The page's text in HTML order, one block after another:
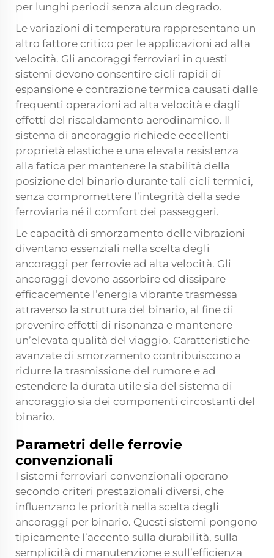
per lunghi periodi senza alcun degrado.
Le variazioni di temperatura rappresentano un
altro fattore critico per le applicazioni ad alta
velocità. Gli ancoraggi ferroviari in questi
sistemi devono consentire cicli rapidi di
espansione e contrazione termica causati dalle
frequenti operazioni ad alta velocità e dagli
effetti del riscaldamento aerodinamico. Il
sistema di ancoraggio richiede eccellenti
proprietà elastiche e una elevata resistenza
alla fatica per mantenere la stabilità della
posizione del binario durante tali cicli termici,
senza compromettere l’integrità della sede
ferroviaria né il comfort dei passeggeri.
Le capacità di smorzamento delle vibrazioni
diventano essenziali nella scelta degli
ancoraggi per ferrovie ad alta velocità. Gli
ancoraggi devono assorbire ed dissipare
efficacemente l’energia vibrante trasmessa
attraverso la struttura del binario, al fine di
prevenire effetti di risonanza e mantenere
un’elevata qualità del viaggio. Caratteristiche
avanzate di smorzamento contribuiscono a
ridurre la trasmissione del rumore e ad
estendere la durata utile sia del sistema di
ancoraggio sia dei componenti circostanti del
binario.
Parametri delle ferrovie
convenzionali
I sistemi ferroviari convenzionali operano
secondo criteri prestazionali diversi, che
influenzano le priorità nella scelta degli
ancoraggi per binario. Questi sistemi pongono
tipicamente l’accento sulla durabilità, sulla
semplicità di manutenzione e sull’efficienza